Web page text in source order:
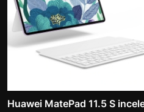
Huawei MatePad 11.5 S